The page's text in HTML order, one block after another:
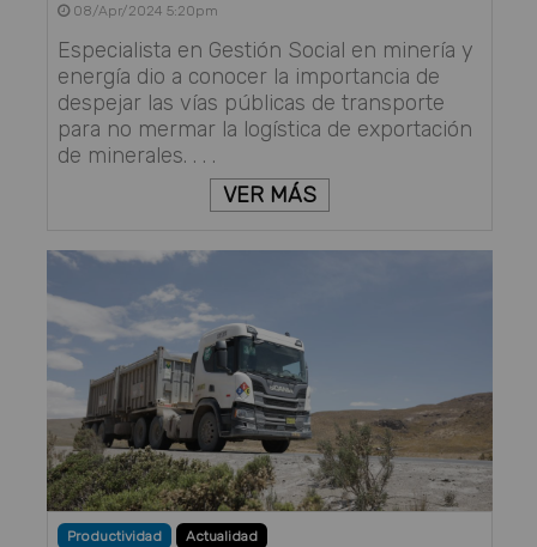
08/Apr/2024 5:20pm
Especialista en Gestión Social en minería y
energía dio a conocer la importancia de
despejar las vías públicas de transporte
para no mermar la logística de exportación
de minerales. . . .
VER MÁS
Productividad Actualidad